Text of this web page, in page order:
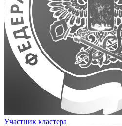
Участник кластера